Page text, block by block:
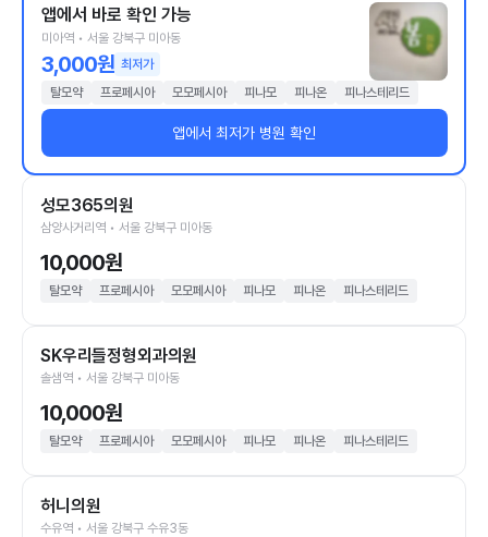
앱에서 바로 확인 가능
미아역 • 서울 강북구 미아동
3,000원 최저가
탈모약
프로페시아 모모페시아 피나모 피나온 피나스테리드
앱에서 최저가 병원 확인
성모365의원
삼양사거리역 • 서울 강북구 미아동
10,000원
탈모약 프로페시아 모모페시아 피나모 피나온 피나스테리드
SK우리들정형외과의원
솔샘역 • 서울 강북구 미아동
10,000원
탈모약 프로페시아 모모페시아 피나모 피나온 피나스테리드
허니의원
수유역 • 서울 강북구 수유3동